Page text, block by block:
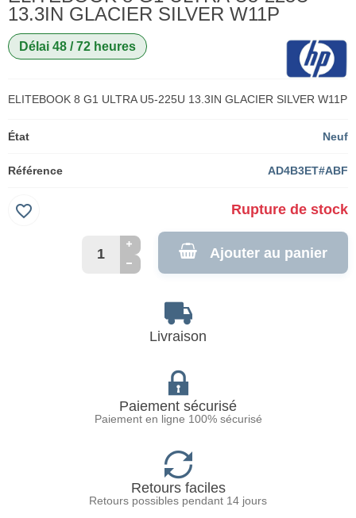
13.3IN GLACIER SILVER W11P
Délai 48 / 72 heures
ELITEBOOK 8 G1 ULTRA U5-225U 13.3IN GLACIER SILVER W11P
État Neuf
Référence AD4B3ET#ABF
Rupture de stock
Ajouter au panier
favorite_border
Livraison
Paiement sécurisé
Paiement en ligne 100% sécurisé
Retours faciles
Retours possibles pendant 14 jours